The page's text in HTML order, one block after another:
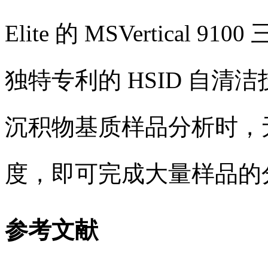
Elite 的 MSVertical 9100
独特专利的 HSID 自清
沉积物基质样品分析时
度，即可完成大量样品
参考文献